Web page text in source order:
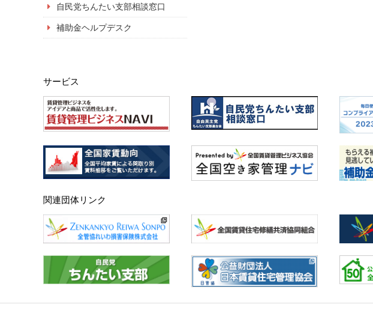
自民党ちんたい支部相談窓口
補助金ヘルプデスク
サービス
関連団体リンク